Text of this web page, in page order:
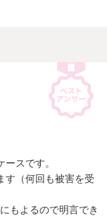
スです。
す（何回も被害を受
もよるので明言でき